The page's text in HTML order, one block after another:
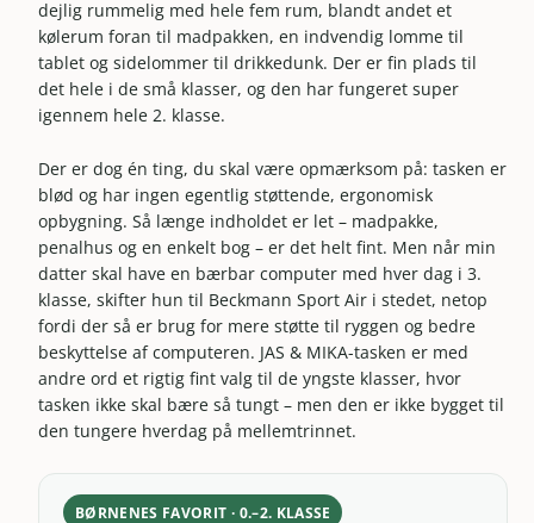
dejlig rummelig med hele fem rum, blandt andet et
kølerum foran til madpakken, en indvendig lomme til
tablet og sidelommer til drikkedunk. Der er fin plads til
det hele i de små klasser, og den har fungeret super
igennem hele 2. klasse.
Der er dog én ting, du skal være opmærksom på: tasken er
blød og har ingen egentlig støttende, ergonomisk
opbygning. Så længe indholdet er let – madpakke,
penalhus og en enkelt bog – er det helt fint. Men når min
datter skal have en bærbar computer med hver dag i 3.
klasse, skifter hun til Beckmann Sport Air i stedet, netop
fordi der så er brug for mere støtte til ryggen og bedre
beskyttelse af computeren. JAS & MIKA-tasken er med
andre ord et rigtig fint valg til de yngste klasser, hvor
tasken ikke skal bære så tungt – men den er ikke bygget til
den tungere hverdag på mellemtrinnet.
BØRNENES FAVORIT · 0.–2. KLASSE